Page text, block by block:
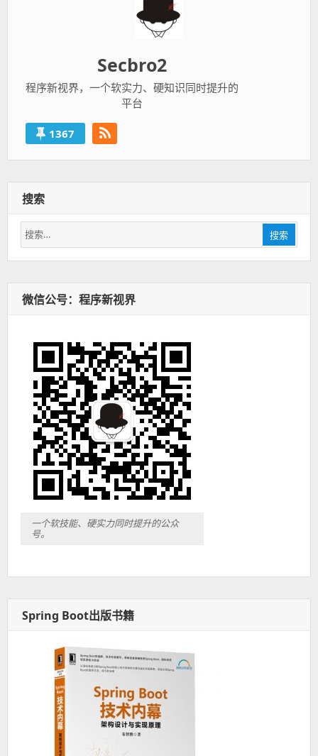
Secbro2
程序新视界，一个软实力、硬知识同时提升的
平台
1367
搜索
搜
索：
搜索
微信公号：程序新视界
一个软技能、硬实力同时提升的公众
号。
Spring Boot出版书籍